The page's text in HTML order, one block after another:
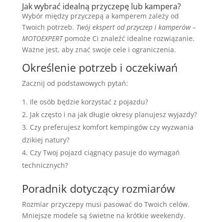
Jak wybrać idealną przyczepę lub kampera?
Wybór między przyczepą a kamperem zależy od
Twoich potrzeb. Twój ekspert od przyczep i kamperów –
MOTOEXPERTpomoże Ci znaleźć idealne rozwiązanie.
Ważne jest, aby znać swoje cele i ograniczenia.
Określenie potrzeb i oczekiwań
Zacznij od podstawowych pytań:
Ile osób będzie korzystać z pojazdu?
Jak często i na jak długie okresy planujesz wyjazdy?
Czy preferujesz komfort kempingów czy wyzwania
dzikiej natury?
Czy Twoj pojazd ciągnący pasuje do wymagań
technicznych?
Poradnik dotyczący rozmiarów
Rozmiar przyczepy musi pasować do Twoich celów.
Mniejsze modele są świetne na krótkie weekendy.